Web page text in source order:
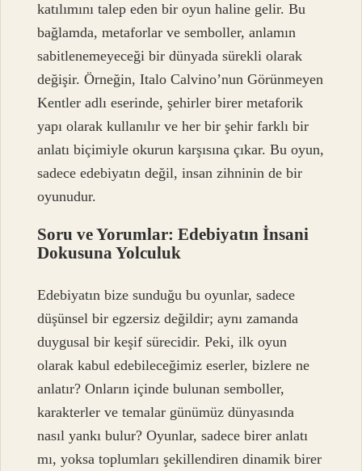
katılımını talep eden bir oyun haline gelir. Bu
bağlamda, metaforlar ve semboller, anlamın
sabitlenemeyeceği bir dünyada sürekli olarak
değişir. Örneğin, Italo Calvino’nun Görünmeyen
Kentler adlı eserinde, şehirler birer metaforik
yapı olarak kullanılır ve her bir şehir farklı bir
anlatı biçimiyle okurun karşısına çıkar. Bu oyun,
sadece edebiyatın değil, insan zihninin de bir
oyunudur.
Soru ve Yorumlar: Edebiyatın İnsani
Dokusuna Yolculuk
Edebiyatın bize sunduğu bu oyunlar, sadece
düşünsel bir egzersiz değildir; aynı zamanda
duygusal bir keşif sürecidir. Peki, ilk oyun
olarak kabul edebileceğimiz eserler, bizlere ne
anlatır? Onların içinde bulunan semboller,
karakterler ve temalar günümüz dünyasında
nasıl yankı bulur? Oyunlar, sadece birer anlatı
mı, yoksa toplumları şekillendiren dinamik birer